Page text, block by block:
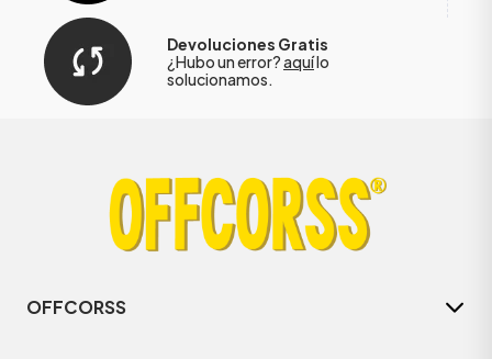
Devoluciones Gratis
¿Hubo un error?aquílo
solucionamos.
OFFCORSS